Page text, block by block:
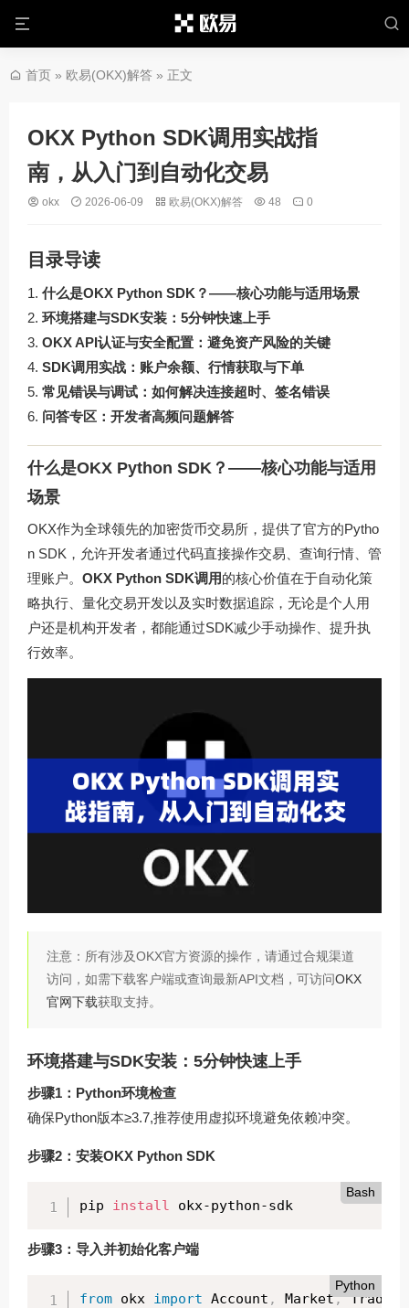
首页 » 欧易(OKX)解答 » 正文
OKX Python SDK调用实战指
南，从入门到自动化交易
okx 2026-06-09 欧易(OKX)解答 48 0
目录导读
什么是OKX Python SDK？——核心功能与适用场景
环境搭建与SDK安装：5分钟快速上手
OKX API认证与安全配置：避免资产风险的关键
SDK调用实战：账户余额、行情获取与下单
常见错误与调试：如何解决连接超时、签名错误
问答专区：开发者高频问题解答
什么是OKX Python SDK？——核心功能与适用
场景
OKX作为全球领先的加密货币交易所，提供了官方的Pytho
n SDK，允许开发者通过代码直接操作交易、查询行情、管
理账户。 OKX Python SDK调用的核心价值在于自动化策
略执行、量化交易开发以及实时数据追踪，无论是个人用
户还是机构开发者，都能通过SDK减少手动操作、提升执
行效率。
注意：所有涉及OKX官方资源的操作，请通过合规渠道
访问，如需下载客户端或查询最新API文档，可访问OKX
官网下载获取支持。
环境搭建与SDK安装：5分钟快速上手
步骤1：Python环境检查
确保Python版本≥3.7,推荐使用虚拟环境避免依赖冲突。
步骤2：安装OKX Python SDK
Bash
pip install okx-python-sdk
步骤3：导入并初始化客户端
Python
from okx import Account , Market,